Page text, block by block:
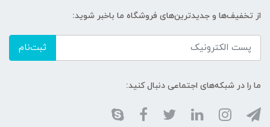
از تخفیف‌ها و جدیدترین‌های فروشگاه ما باخبر شوید:
ثبت‌نام
ما را در شبکه‌های اجتماعی دنبال کنید: